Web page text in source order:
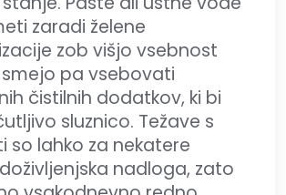
zaradi želene
zob višjo vsebnost
pa vsebovati
čistilnih dodatkov, ki bi
sluznico. Težave s
so lahko za nekatere
nadloga, zato